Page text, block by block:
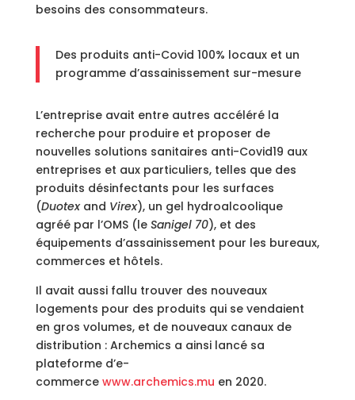
besoins des consommateurs.
Des produits anti-Covid 100% locaux et un
programme d’assainissement sur-mesure
L’entreprise avait entre autres accéléré la
recherche pour produire et proposer de
nouvelles solutions sanitaires anti-Covid19 aux
entreprises et aux particuliers, telles que des
produits désinfectants pour les surfaces
(Duotexand Virex), un gel hydroalcoolique
agréé par l’OMS (le Sanigel 70), et des
équipements d’assainissement pour les bureaux,
commerces et hôtels.
Il avait aussi fallu trouver des nouveaux
logements pour des produits qui se vendaient
en gros volumes, et de nouveaux canaux de
distribution : Archemics a ainsi lancé sa
plateforme d’e-
commerce www.archemics.mu en 2020.